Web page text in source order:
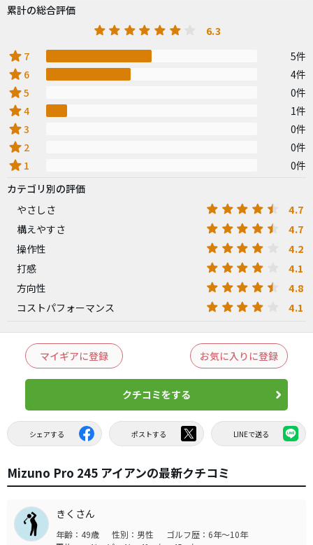
累計の総合評価
6.3
star 7 5件
star 6 4件
star5 0件
star4 1件
star3 0件
star 2 0件
star 1
0件
カテゴリ別の評価
やさしさ
4.7
構えやすさ 4.7
操作性 4.2
打感 4.1
方向性 4.8
コストパフォーマンス 4.1
マイギアに登録 お気に入りに登録
クチコミをする
シェアする ポストする LINEで送る
Mizuno Pro 245 アイアンの最新クチコミ
きくさん
年齢：49歳 性別：男性
ゴルフ歴：6年～10年